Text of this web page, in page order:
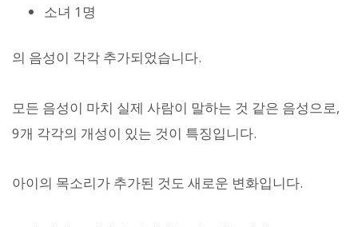
소녀 1명
의 음성이 각각 추가되었습니다.
모든 음성이 마치 실제 사람이 말하는 것 같은 음성으로,
9개 각각의 개성이 있는 것이 특징입니다.
아이의 목소리가 추가된 것도 새로운 변화입니다.